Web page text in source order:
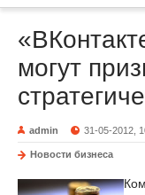
могут
admin 31-05-2012,
Новости бизнеса